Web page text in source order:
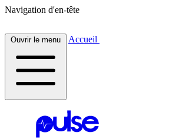
Navigation d'en-tête
Ouvrir le menu Accueil